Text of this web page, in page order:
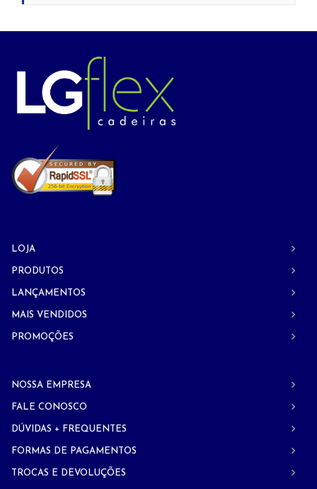
LOJA
PRODUTOS
LANÇAMENTOS
MAIS VENDIDOS
PROMOÇÕES
NOSSA EMPRESA
FALE CONOSCO
DÚVIDAS + FREQUENTES
FORMAS DE PAGAMENTOS
TROCAS E DEVOLUÇÕES